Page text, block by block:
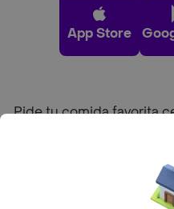
App Store
Pide tu comida favorita